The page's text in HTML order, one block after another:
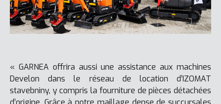
« GARNEA offrira aussi une assistance aux machines
Develon dans le réseau de location d’IZOMAT
stavebniny, y compris la fourniture de pièces détachées